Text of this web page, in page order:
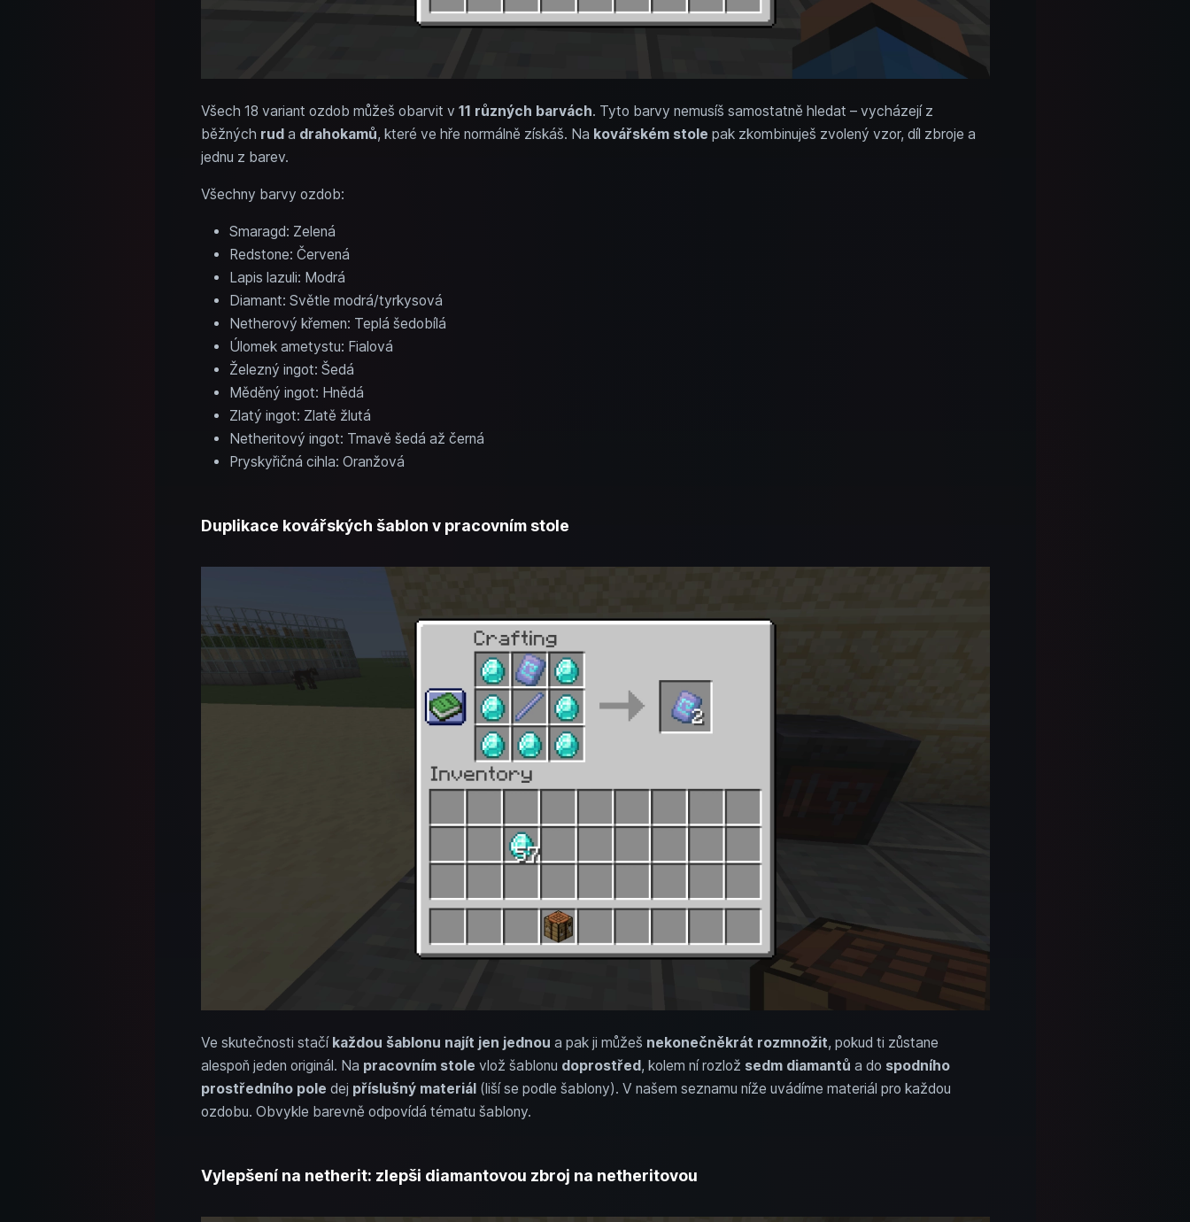
Všech 18 variant ozdob můžeš obarvit v 11 různých barvách. Tyto barvy nemusíš samostatně hledat – vycházejí z
běžných ruda drahokamů, které ve hře normálně získáš. Na kovářském stole pak zkombinuješ zvolený vzor, díl zbroje a
jednu z barev.
Všechny barvy ozdob:
Smaragd: Zelená
Redstone: Červená
Lapis lazuli: Modrá
Diamant: Světle modrá/tyrkysová
Netherový křemen: Teplá šedobílá
Úlomek ametystu: Fialová
Železný ingot: Šedá
Měděný ingot: Hnědá
Zlatý ingot: Zlatě žlutá
Netheritový ingot: Tmavě šedá až černá
Pryskyřičná cihla: Oranžová
Duplikace kovářských šablon v pracovním stole
Ve skutečnosti stačí každou šablonu najít jen jednou a pak ji můžeš nekonečněkrát rozmnožit, pokud ti zůstane
alespoň jeden originál. Na pracovním stole vlož šablonu doprostřed, kolem ní rozlož sedm diamantů a do spodního
prostředního pole dej příslušný materiál(liší se podle šablony). V našem seznamu níže uvádíme materiál pro každou
ozdobu. Obvykle barevně odpovídá tématu šablony.
Vylepšení na netherit: zlepši diamantovou zbroj na netheritovou